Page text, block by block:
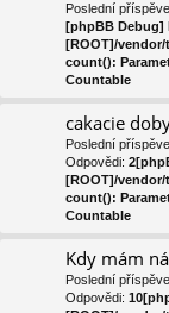
Poslední
[phpBB Debug]
[ROOT]/
count():
Countable
cakacie
Poslední
Odpovědi: 2
[ROOT]/
count():
Countable
Kdy mám
Poslední
Odpovědi: 10